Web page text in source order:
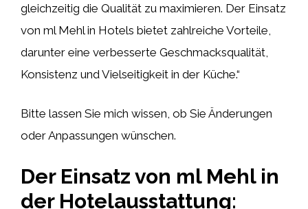
gleichzeitig die Qualität zu maximieren. Der Einsatz
von ml Mehl in Hotels bietet zahlreiche Vorteile,
darunter eine verbesserte Geschmacksqualität,
Konsistenz und Vielseitigkeit in der Küche.“
Bitte lassen Sie mich wissen, ob Sie Änderungen
oder Anpassungen wünschen.
Der Einsatz von ml Mehl in
der Hotelausstattung: